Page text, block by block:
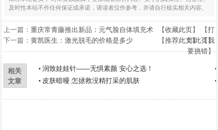
及时性本站不作任何保证或承诺，请读者仅作参考，并请自行核实相关内容。
上一篇：重庆常青藤推出新品：元气脸自体填充术
下一篇：黄凯医生：激光脱毛的价格是多少
【收藏此页】 【打
印此页】
【推荐此文】 【我
要挑错】
相关
文章
润致娃娃针——无惧素颜 安心之选！
皮肤暗哑 怎拯救没精打采的肌肤